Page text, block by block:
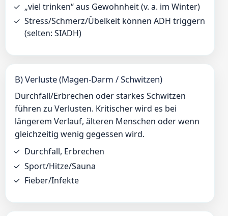
„viel trinken“ aus Gewohnheit (v. a. im Winter)
Stress/Schmerz/Übelkeit können ADH triggern
(selten: SIADH)
B) Verluste (Magen-Darm / Schwitzen)
Durchfall/Erbrechen oder starkes Schwitzen
führen zu Verlusten. Kritischer wird es bei
längerem Verlauf, älteren Menschen oder wenn
gleichzeitig wenig gegessen wird.
Durchfall, Erbrechen
Sport/Hitze/Sauna
Fieber/Infekte